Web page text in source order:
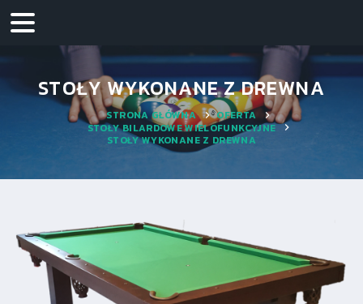
STOŁY WYKONANE Z DREWNA
STRONA GŁÓWNA
OFERTA
STOŁY BILARDOWE WIELOFUNKCYJNE
STOŁY WYKONANE Z DREWNA